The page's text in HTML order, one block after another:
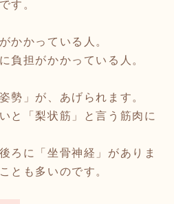
す。
かかっている人。
負担がかかっている人。
勢」が、あげられます。
と「梨状筋」と言う筋肉に
ろに「坐骨神経」がありま
とも多いのです。